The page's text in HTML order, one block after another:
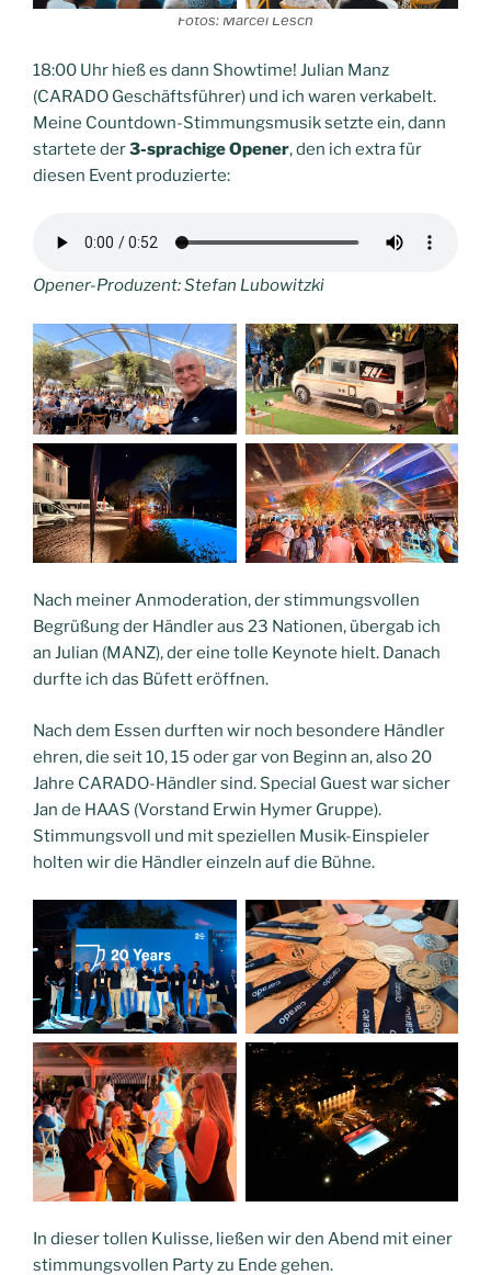
Fotos: Marcel Lesch
18:00 Uhr hieß es dann Showtime! Julian Manz
(CARADO Geschäftsführer) und ich waren verkabelt.
Meine Countdown-Stimmungsmusik setzte ein, dann
startete der3-sprachige Opener, den ich extra für
diesen Event produzierte:
Opener-Produzent: Stefan Lubowitzki
Nach meiner Anmoderation, der stimmungsvollen
Begrüßung der Händler aus 23 Nationen, übergab ich
an Julian (MANZ), der eine tolle Keynote hielt. Danach
durfte ich das Büfett eröffnen.
Nach dem Essen durften wir noch besondere Händler
ehren, die seit 10, 15 oder gar von Beginn an, also 20
Jahre CARADO-Händler sind. Special Guest war sicher
Jan de HAAS (Vorstand Erwin Hymer Gruppe).
Stimmungsvoll und mit speziellen Musik-Einspieler
holten wir die Händler einzeln auf die Bühne.
In dieser tollen Kulisse, ließen wir den Abend mit einer
stimmungsvollen Party zu Ende gehen.